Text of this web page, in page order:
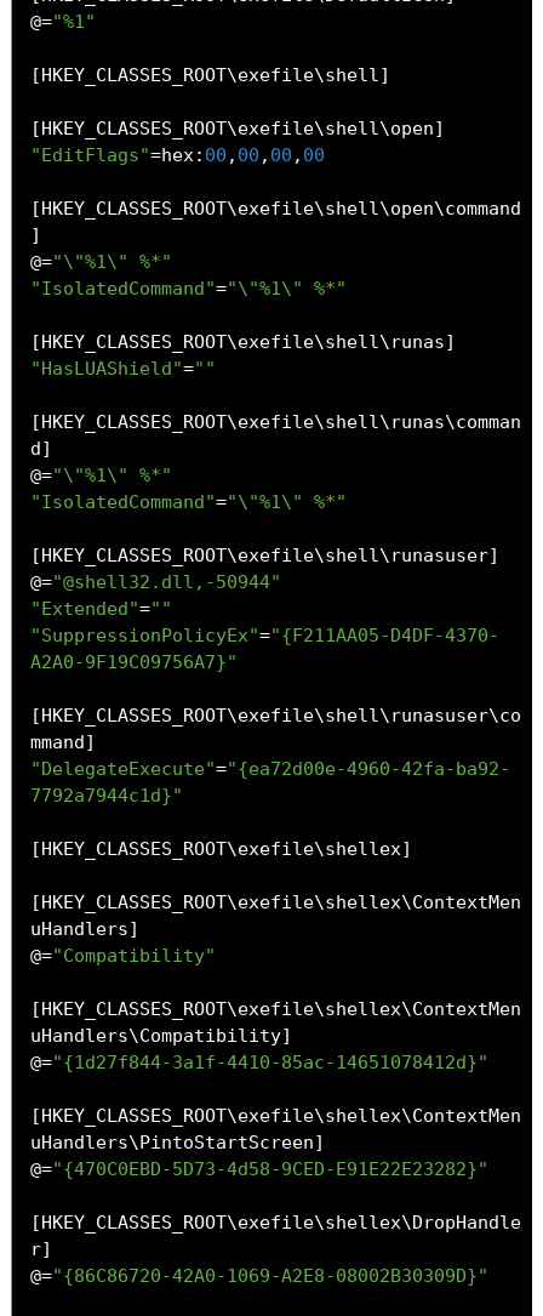
@="%1"
[HKEY_CLASSES_ROOT\exefile\shell ]
[HKEY_CLASSES_ROOT\exefile\shell\open]
"EditFlags"=hex : 00 , 00 , 00 , 00
[HKEY_CLASSES_ROOT\exefile\shell\open\command
]
@="\"%1\" %*"
"IsolatedCommand"="\"%1\" %*"
[HKEY_CLASSES_ROOT\exefile\shell\runas]
"HasLUAShield"=""
[HKEY_CLASSES_ROOT\exefile\shell\runas\comman
d]
@="\"%1\" %*"
"IsolatedCommand"="\"%1\" %*"
[HKEY_CLASSES_ROOT\exefile\shell\runasuser]
@="@shell32.dll,-50944"
"Extended"=""
"SuppressionPolicyEx"="{F211AA05-D4DF-4370-
A2A0-9F19C09756A7}"
[HKEY_CLASSES_ROOT\exefile\shell\runasuser\co
mmand]
"DelegateExecute"="{ea72d00e-4960-42fa-ba92-
7792a7944c1d}"
[HKEY_CLASSES_ROOT\exefile\shellex]
[HKEY_CLASSES_ROOT\exefile\shellex\ContextMen
uHandlers]
@="Compatibility"
[HKEY_CLASSES_ROOT\exefile\shellex\ContextMen
uHandlers\Compatibility]
@="{1d27f844-3a1f-4410-85ac-14651078412d}"
[HKEY_CLASSES_ROOT\exefile\shellex\ContextMen
uHandlers\PintoStartScreen]
@="{470C0EBD-5D73-4d58-9CED-E91E22E23282}"
[HKEY_CLASSES_ROOT\exefile\shellex\DropHandle
r]
@="{86C86720-42A0-1069-A2E8-08002B30309D}"